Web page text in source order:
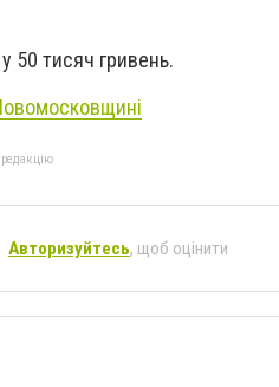
50 тисяч гривень.
Авторизуйтесь, щоб оцінити